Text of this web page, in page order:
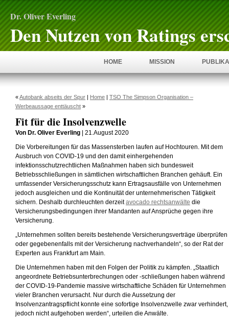
Dr. Oliver Everling
Den Nutzen von Ratings
HOME MISSION
«Autobank abseits der Spur | Home | TSO The Simpson Organisation –
Werbeaussage enttäuscht »
Fit für die Insolvenzwelle
Von Dr. Oliver Everling | 21.August 2020
Die Vorbereitungen für das Massensterben laufen auf Hochtouren. Mit dem
Ausbruch von COVID-19 und den damit einhergehenden
infektionsschutzrechtlichen Maßnahmen haben sich bundesweit
Betriebsschließungen in sämtlichen wirtschaftlichen Branchen gehäuft. Ein
umfassender Versicherungsschutz kann Ertragsausfälle von Unternehmen
jedoch ausgleichen und die Kontinuität der unternehmerischen Tätigkeit
sichern. Deshalb durchleuchten derzeitavocado rechtsanwälte die
Versicherungsbedingungen ihrer Mandanten auf Ansprüche gegen ihre
Versicherung.
„Unternehmen sollten bereits bestehende Versicherungsverträge überprüfen
oder gegebenenfalls mit der Versicherung nachverhandeln“, so der Rat der
Experten aus Frankfurt am Main.
Die Unternehmen haben mit den Folgen der Politik zu kämpfen. „Staatlich
angeordnete Betriebsunterbrechungen oder -schließungen haben während
der COVID-19-Pandemie massive wirtschaftliche Schäden für Unternehmen
vieler Branchen verursacht. Nur durch die Aussetzung der
Insolvenzantragspflicht konnte eine sofortige Insolvenzwelle zwar verhindert,
jedoch nicht aufgehoben werden“, urteilen die Anwälte.